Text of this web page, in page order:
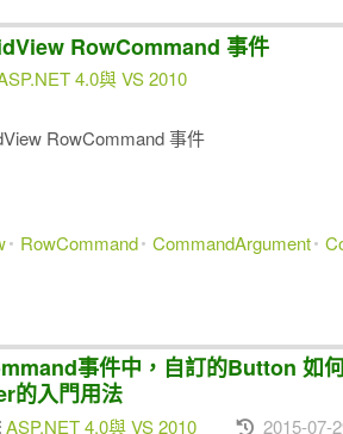
RowCommand 事件
4.0與 VS 2010
RowCommand 事件
RowCommand CommandArgument
事件中，自訂的Button 如
的入門用法
ASP.NET 4.0與 VS 2010 2015-07-